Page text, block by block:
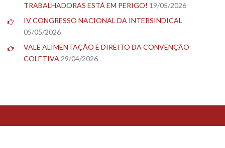
TRABALHADORAS ESTÁ EM PERIGO! 19/05/2026
IV CONGRESSO NACIONAL DA INTERSINDICAL
05/05/2026
VALE ALIMENTAÇÃO É DIREITO DA CONVENÇÃO
COLETIVA 29/04/2026
TESTE